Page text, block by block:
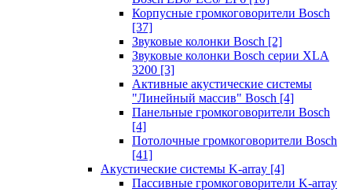
Корпусные громкоговорители Bosch
[37]
Звуковые колонки Bosch [2]
Звуковые колонки Bosch серии XLA
3200 [3]
Активные акустические системы
"Линейный массив" Bosch [4]
Панельные громкоговорители Bosch
[4]
Потолочные громкоговорители Bosch
[41]
Акустические системы K-array [4]
Пассивные громкоговорители K-array